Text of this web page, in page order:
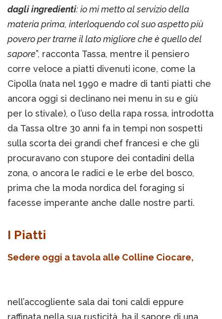
dagli ingredienti: io mi metto al servizio della
materia prima, interloquendo col suo aspetto più
povero per trarne il lato migliore che è quello del
sapore”, racconta Tassa, mentre il pensiero
corre veloce a piatti divenuti icone, come la
Cipolla (nata nel 1990 e madre di tanti piatti che
ancora oggi si declinano nei menu in su e giù
per lo stivale), o l’uso della rapa rossa, introdotta
da Tassa oltre 30 anni fa in tempi non sospetti
sulla scorta dei grandi chef francesi e che gli
procuravano con stupore dei contadini della
zona, o ancora le radici e le erbe del bosco,
prima che la moda nordica del foraging si
facesse imperante anche dalle nostre parti.
I Piatti
Sedere oggi a tavola alle Colline Ciocare,
nell’accogliente sala dai toni caldi eppure
raffinata nella sua rusticità, ha il sapore di una